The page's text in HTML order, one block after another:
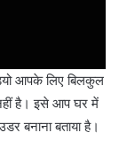
आपके लिए बिलकुल
है। इसे आप घर में
बनाना बताया है।